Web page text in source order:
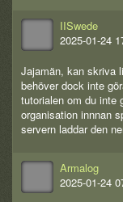
IISwede
2025-01-24
Jajamän, kan skriva
behöver dock inte
tutorialen om du inte
organisation innnan
servern laddar den
Armalog
2025-01-24